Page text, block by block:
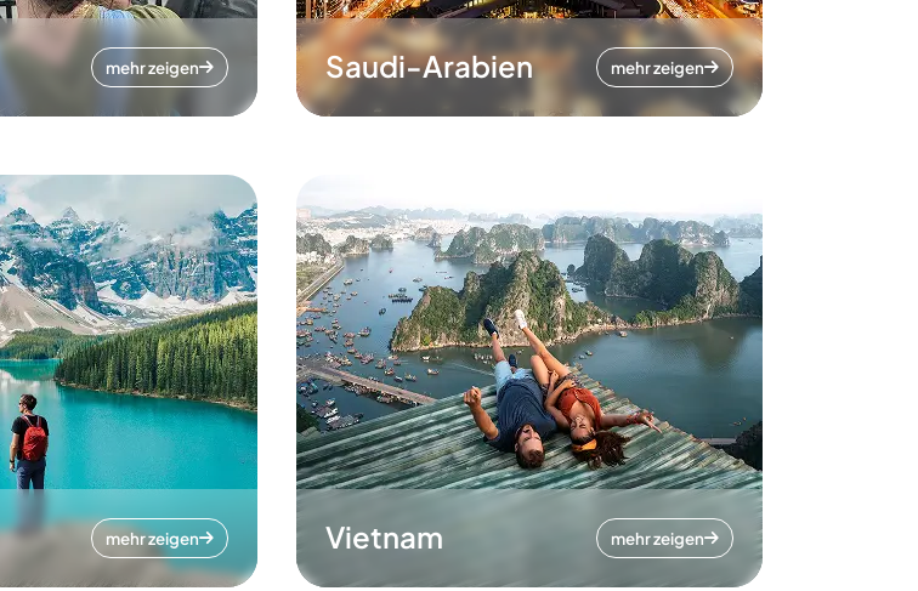
mehr zeigen Saudi-Arabien mehr zeigen
mehr zeigen Vietnam mehr zeigen